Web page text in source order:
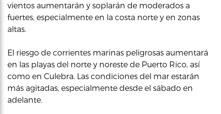
vientos aumentarán y soplarán de moderados a
fuertes, especialmente en la costa norte y en zonas
altas.
El riesgo de corrientes marinas peligrosas aumentará
en las playas del norte y noreste de Puerto Rico, así
como en Culebra. Las condiciones del mar estarán
más agitadas, especialmente desde el sábado en
adelante.